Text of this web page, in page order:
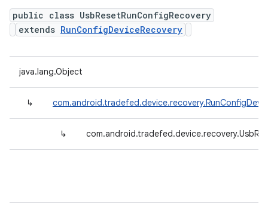
public class UsbResetRunConfigRecovery
extends RunConfigDeviceRecovery
java.lang.Object
↳
↳